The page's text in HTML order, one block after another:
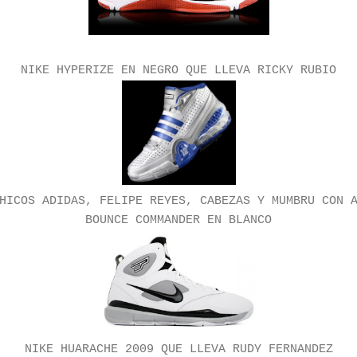
NIKE HYPERIZE EN NEGRO QUE LLEVA RICKY RUBIO
ADIDAS, FELIPE REYES, CABEZAS Y MUMBRU CON
BOUNCE COMMANDER EN BLANCO
NIKE HUARACHE 2009 QUE LLEVA RUDY FERNANDEZ